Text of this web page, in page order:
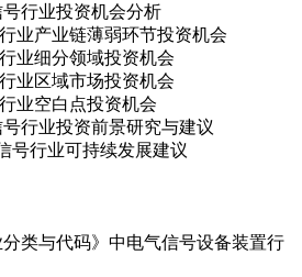
行业投资机会分析
业产业链薄弱环节投资机会
业细分领域投资机会
业区域市场投资机会
业空白点投资机会
行业投资前景研究与建议
号行业可持续发展建议
类与代码》中电气信号设备装置行